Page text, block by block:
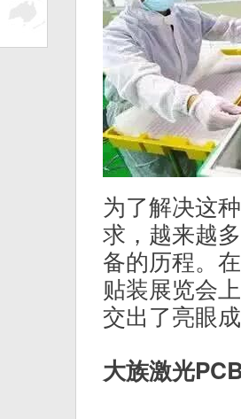
为了解决这
求，越来越
备的历程。
贴装展览会
交出了亮眼
大族激光